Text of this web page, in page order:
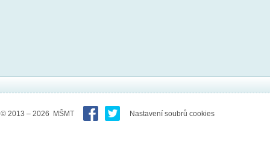
© 2013 – 2026 MŠMT Nastavení soubrů cookies